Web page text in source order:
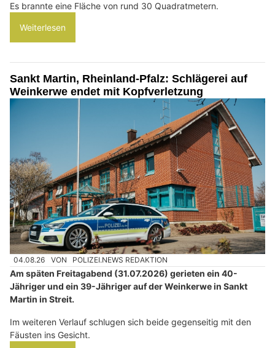
Es brannte eine Fläche von rund 30 Quadratmetern.
Weiterlesen
Sankt Martin, Rheinland-Pfalz: Schlägerei auf
Weinkerwe endet mit Kopfverletzung
04.08.26 VON POLIZEI.NEWS REDAKTION
Am späten Freitagabend (31.07.2026) gerieten ein 40-
Jähriger und ein 39-Jähriger auf der Weinkerwe in Sankt
Martin in Streit.
Im weiteren Verlauf schlugen sich beide gegenseitig mit den
Fäusten ins Gesicht.